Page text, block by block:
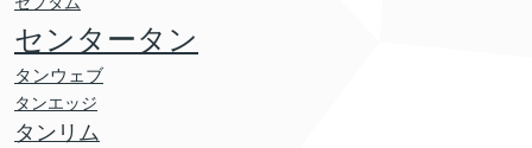
センタータン
タンウェブ
タンエッジ
タンリム